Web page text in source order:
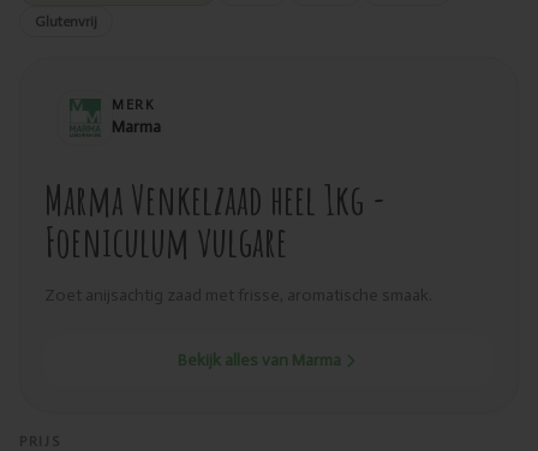
Glutenvrij
MERK
Marma
Marma Venkelzaad heel 1kg -
Foeniculum vulgare
Zoet anijsachtig zaad met frisse, aromatische smaak.
Bekijk alles van Marma
PRIJS